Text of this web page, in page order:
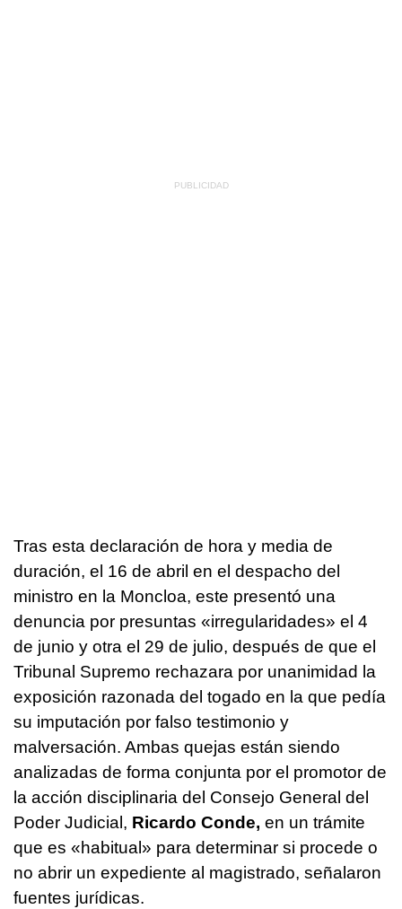
Tras esta declaración de hora y media de
duración, el 16 de abril en el despacho del
ministro en la Moncloa, este presentó una
denuncia por presuntas «irregularidades» el 4
de junio y otra el 29 de julio, después de que el
Tribunal Supremo rechazara por unanimidad la
exposición razonada del togado en la que pedía
su imputación por falso testimonio y
malversación. Ambas quejas están siendo
analizadas de forma conjunta por el promotor de
la acción disciplinaria del Consejo General del
Poder Judicial, Ricardo Conde, en un trámite
que es «habitual» para determinar si procede o
no abrir un expediente al magistrado, señalaron
fuentes jurídicas.